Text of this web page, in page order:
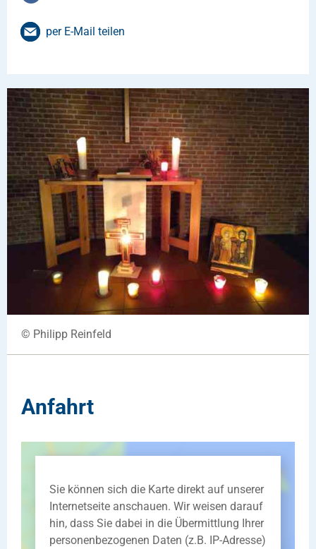
per E-Mail teilen
© Philipp Reinfeld
Anfahrt
Sie können sich die Karte direkt auf unserer
Internetseite anschauen. Wir weisen darauf
hin, dass Sie dabei in die Übermittlung Ihrer
personenbezogenen Daten (z.B. IP-Adresse)